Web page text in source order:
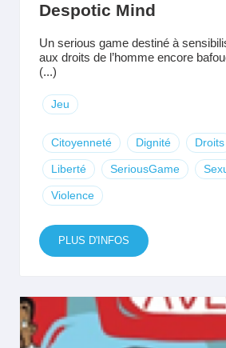
Despotic Mind
Un serious game destiné à
aux droits de l’homme encore
(...)
Jeu
Citoyenneté Dignité Droits
Liberté SeriousGame
Violence
PLUS D'INFOS